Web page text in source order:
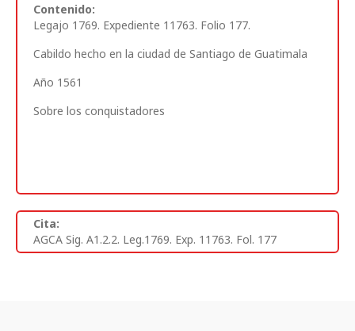
Contenido:
Legajo 1769. Expediente 11763. Folio 177.
Cabildo hecho en la ciudad de Santiago de Guatimala
Año 1561
Sobre los conquistadores
Cita:
AGCA Sig. A1.2.2. Leg.1769. Exp. 11763. Fol. 177